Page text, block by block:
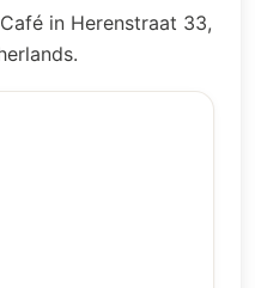
in Herenstraat 33,